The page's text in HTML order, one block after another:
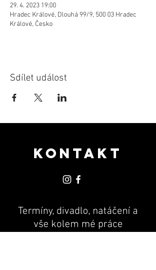
29. 4. 2023 19:00
Hradec Králové, Dlouhá 99/9, 500 03 Hradec
Králové, Česko
Sdílet událost
KONTAKT
Termíny, divadlo, natáčení a
vše kolem mé práce